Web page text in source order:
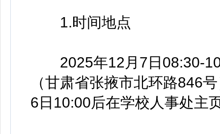
1.时间地点
2025年12月7日08:30-
（甘肃省张掖市北环路846
6日10:00后在学校人事处主